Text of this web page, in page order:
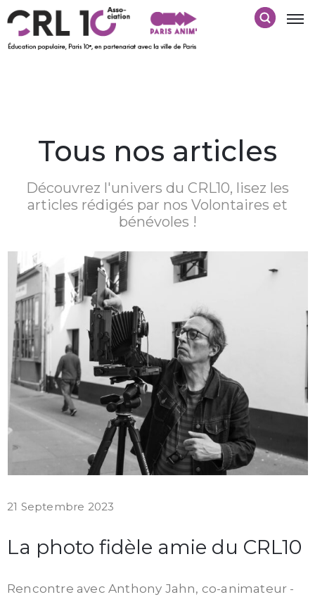
Tous nos articles
Découvrez l'univers du CRL10, lisez les
articles rédigés par nos Volontaires et
bénévoles !
21 Septembre 2023
La photo fidèle amie du CRL10
Rencontre avec Anthony Jahn, co-animateur -